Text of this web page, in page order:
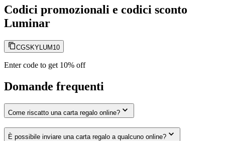
Codici promozionali e codici sconto
Luminar
CGSKYLUM10
Enter code to get 10% off
Domande frequenti
Come riscatto una carta regalo online?
È possibile inviare una carta regalo a qualcuno online?